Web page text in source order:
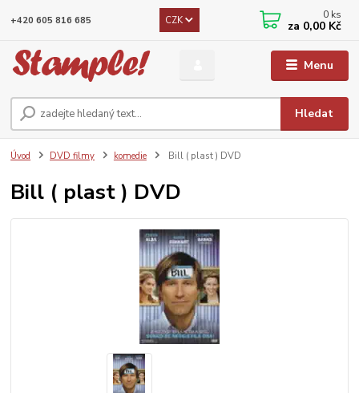
Menu
CZK
Hledat
+420 605 816 685 0 ks
za 0,00 Kč
Úvod DVD filmy komedie Bill ( plast ) DVD
Bill ( plast ) DVD